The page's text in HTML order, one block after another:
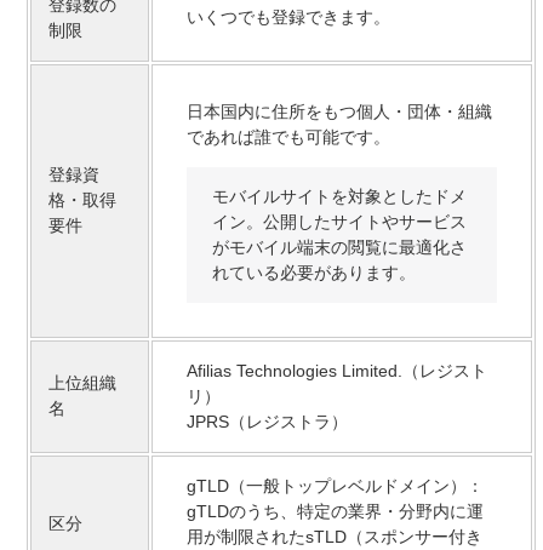
登録数の
制限
いくつでも登録できます。
登録資
格・取得
要件
日本国内に住所をもつ個人・団体・組織
であれば誰でも可能です。
モバイルサイトを対象としたドメ
イン。公開したサイトやサービス
がモバイル端末の閲覧に最適化さ
れている必要があります。
上位組織
名
Afilias Technologies Limited.（レジスト
リ）
JPRS（レジストラ）
区分
gTLD（一般トップレベルドメイン）：
gTLDのうち、特定の業界・分野内に運
用が制限されたsTLD（スポンサー付き